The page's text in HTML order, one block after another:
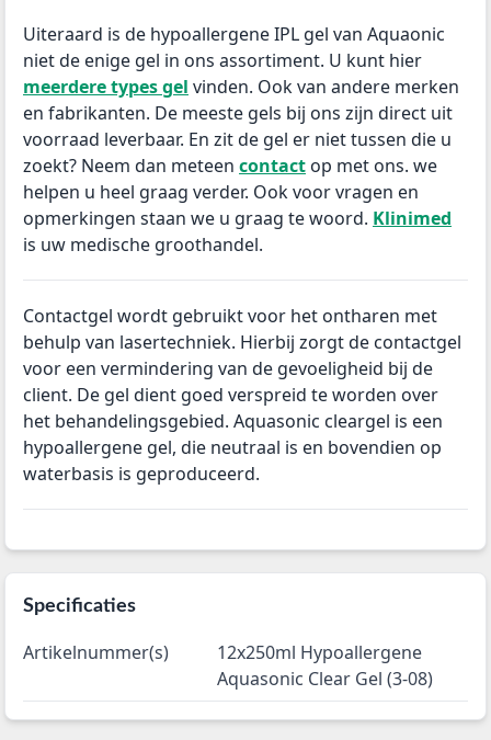
Uiteraard is de hypoallergene IPL gel van Aquaonic
niet de enige gel in ons assortiment. U kunt hier
meerdere types gel vinden. Ook van andere merken
en fabrikanten. De meeste gels bij ons zijn direct uit
voorraad leverbaar. En zit de gel er niet tussen die u
zoekt? Neem dan meteen contact op met ons. we
helpen u heel graag verder. Ook voor vragen en
opmerkingen staan we u graag te woord. Klinimed
is uw medische groothandel.
Contactgel wordt gebruikt voor het ontharen met
behulp van lasertechniek. Hierbij zorgt de contactgel
voor een vermindering van de gevoeligheid bij de
client. De gel dient goed verspreid te worden over
het behandelingsgebied. Aquasonic cleargel is een
hypoallergene gel, die neutraal is en bovendien op
waterbasis is geproduceerd.
Specificaties
Artikelnummer(s)
12x250ml Hypoallergene
Aquasonic Clear Gel (3-08)